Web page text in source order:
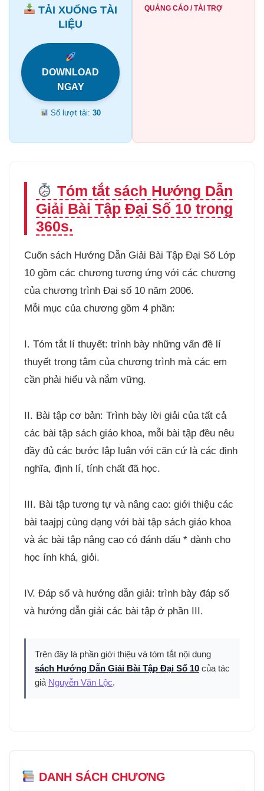
TẢI XUỐNG TÀI
LIỆU
DOWNLOAD
NGAY
Số lượt tải:30
QUẢNG CÁO / TÀI TRỢ
Tóm tắt sách Hướng Dẫn
Giải Bài Tập Đại Số 10 trong
360s.
Cuốn sách Hướng Dẫn Giải Bài Tập Đại Số Lớp
10 gồm các chương tương ứng với các chương
của chương trình Đại số 10 năm 2006.
Mỗi mục của chương gồm 4 phần:
I. Tóm tắt lí thuyết: trình bày những vấn đề lí
thuyết trọng tâm của chương trình mà các em
cần phải hiểu và nắm vững.
II. Bài tập cơ bản: Trình bày lời giải của tất cả
các bài tập sách giáo khoa, mỗi bài tập đều nêu
đầy đủ các bước lập luận với căn cứ là các định
nghĩa, định lí, tính chất đã học.
III. Bài tập tương tự và nâng cao: giới thiệu các
bài taajpj cùng dạng với bài tập sách giáo khoa
và ác bài tập nâng cao có đánh dấu * dành cho
học ính khá, giỏi.
IV. Đáp số và hướng dẫn giải: trình bày đáp số
và hướng dẫn giải các bài tập ở phần III.
Trên đây là phần giới thiệu và tóm tắt nội dung
sách Hướng Dẫn Giải Bài Tập Đại Số 10 của tác
giả Nguyễn Văn Lộc.
DANH SÁCH CHƯƠNG